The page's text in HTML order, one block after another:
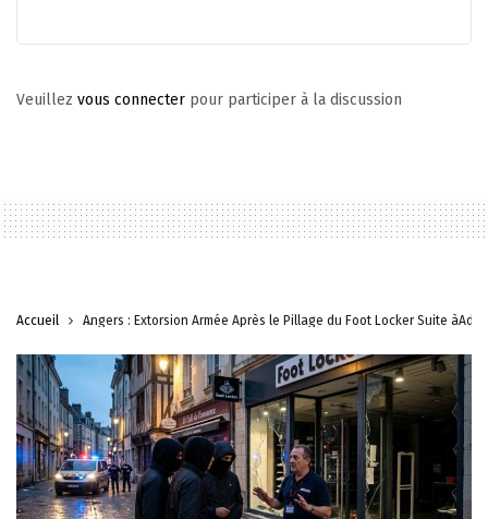
Veuillez vous connecter pour participer à la discussion
Accueil Angers : Extorsion Armée Après le Pillage du Foot Locker Suite